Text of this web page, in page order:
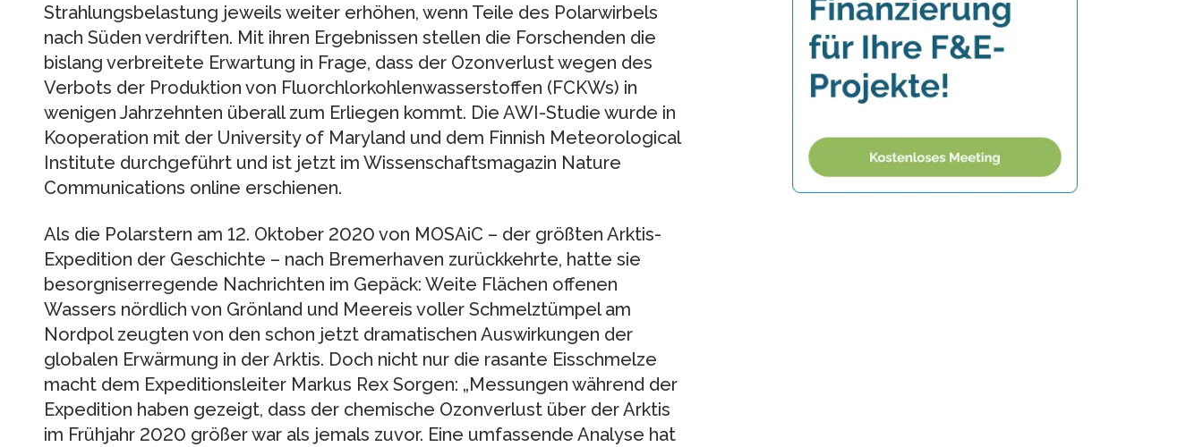
Strahlungsbelastung jeweils weiter erhöhen, wenn Teile des Polarwirbels
nach Süden verdriften. Mit ihren Ergebnissen stellen die Forschenden die
bislang verbreitete Erwartung in Frage, dass der Ozonverlust wegen des
Verbots der Produktion von Fluorchlorkohlenwasserstoffen (FCKWs) in
wenigen Jahrzehnten überall zum Erliegen kommt. Die AWI-Studie wurde in
Kooperation mit der University of Maryland und dem Finnish Meteorological
Institute durchgeführt und ist jetzt im Wissenschaftsmagazin Nature
Communications online erschienen.
Als die Polarstern am 12. Oktober 2020 von MOSAiC – der größten Arktis-
Expedition der Geschichte – nach Bremerhaven zurückkehrte, hatte sie
besorgniserregende Nachrichten im Gepäck: Weite Flächen offenen
Wassers nördlich von Grönland und Meereis voller Schmelztümpel am
Nordpol zeugten von den schon jetzt dramatischen Auswirkungen der
globalen Erwärmung in der Arktis. Doch nicht nur die rasante Eisschmelze
macht dem Expeditionsleiter Markus Rex Sorgen: „Messungen während der
Expedition haben gezeigt, dass der chemische Ozonverlust über der Arktis
im Frühjahr 2020 größer war als jemals zuvor. Eine umfassende Analyse hat